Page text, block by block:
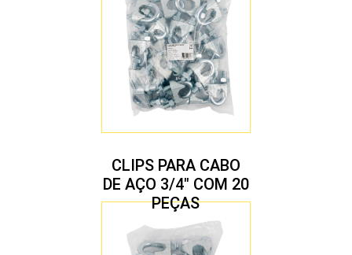
CLIPS PARA CABO
DE AÇO 3/4″ COM 20
PEÇAS